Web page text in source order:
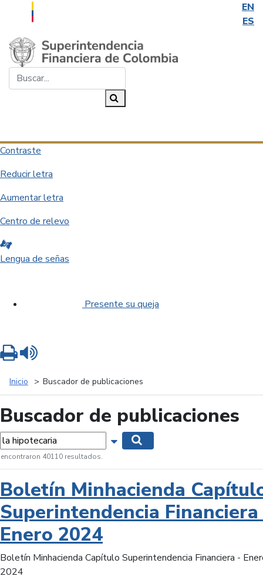
EN
ES
Saltar al contenido principal
Contraste
Reducir letra
Aumentar letra
Centro de relevo
Lengua de señas
Presente su queja
Inicio Buscador de publicaciones
Buscador de publicaciones
Mostrar opciones de búsqueda
encontraron 40110 resultados.
Boletín Minhacienda
Superintendencia
Enero 2024
Boletín Minhacienda Capítulo Superintendencia Financiera -
2024
Imprimir